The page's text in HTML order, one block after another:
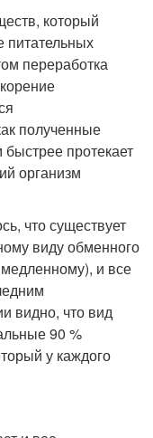
который
питательных
переработка
полученные
протекает
организм
что существует
виду обменного
и все
видно, что вид
90 %
у каждого